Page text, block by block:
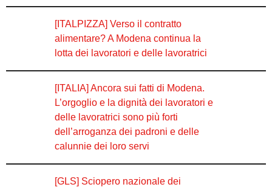
[ITALPIZZA] Verso il contratto
alimentare? A Modena continua la
lotta dei lavoratori e delle lavoratrici
[ITALIA] Ancora sui fatti di Modena.
L’orgoglio e la dignità dei lavoratori e
delle lavoratrici sono più forti
dell’arroganza dei padroni e delle
calunnie dei loro servi
[GLS] Sciopero nazionale dei